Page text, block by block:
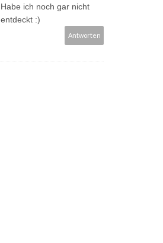
Habe ich noch gar nicht
entdeckt :)
Antworten